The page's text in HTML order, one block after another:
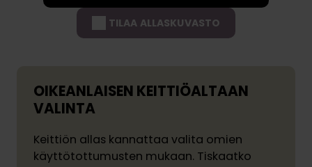
TILAA ALLASKUVASTO
OIKEANLAISEN KEITTIÖALTAAN
VALINTA
Keittiön allas kannattaa valita omien
käyttötottumusten mukaan. Tiskaatko